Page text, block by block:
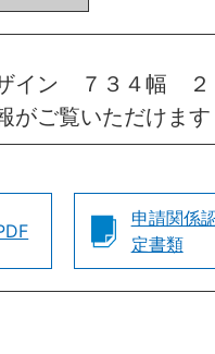
イン ７３４幅
がご覧いただけます
申請関係
定書類